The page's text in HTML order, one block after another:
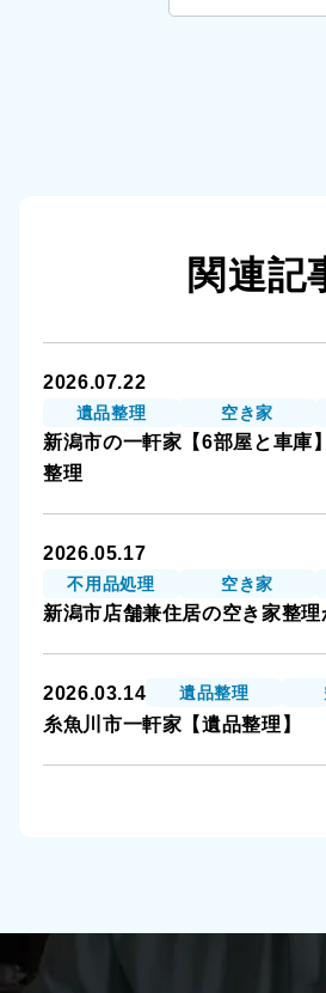
関連記
2026.07.22
遺品整理 空き家
新潟市の一軒家【6部屋と車庫
整理
2026.05.17
不用品処理 空き家
新潟市店舗兼住居の空き家整理
2026.03.14 遺品整理
糸魚川市一軒家【遺品整理】